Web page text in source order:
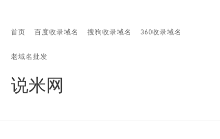
首页 百度收录域名 搜狗收录域名 360收录域名
老域名批发
说米网